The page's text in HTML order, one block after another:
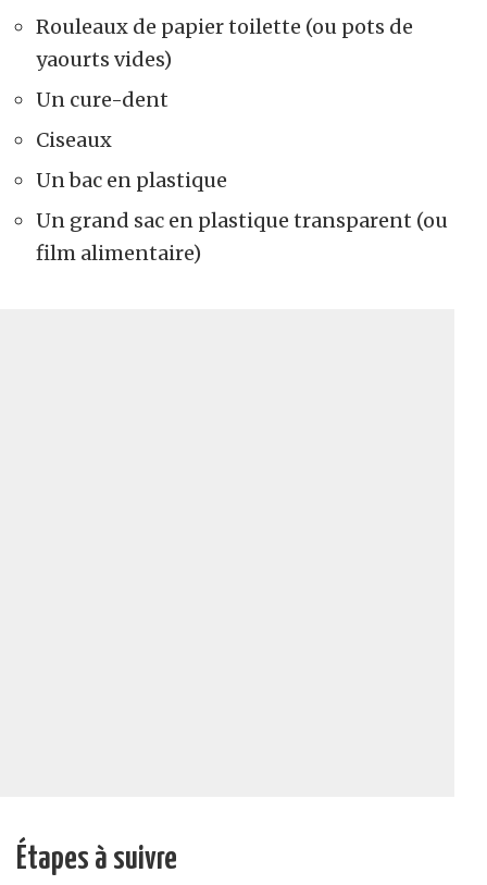
Rouleaux de papier toilette (ou pots de
yaourts vides)
Un cure-dent
Ciseaux
Un bac en plastique
Un grand sac en plastique transparent (ou
film alimentaire)
Étapes à suivre